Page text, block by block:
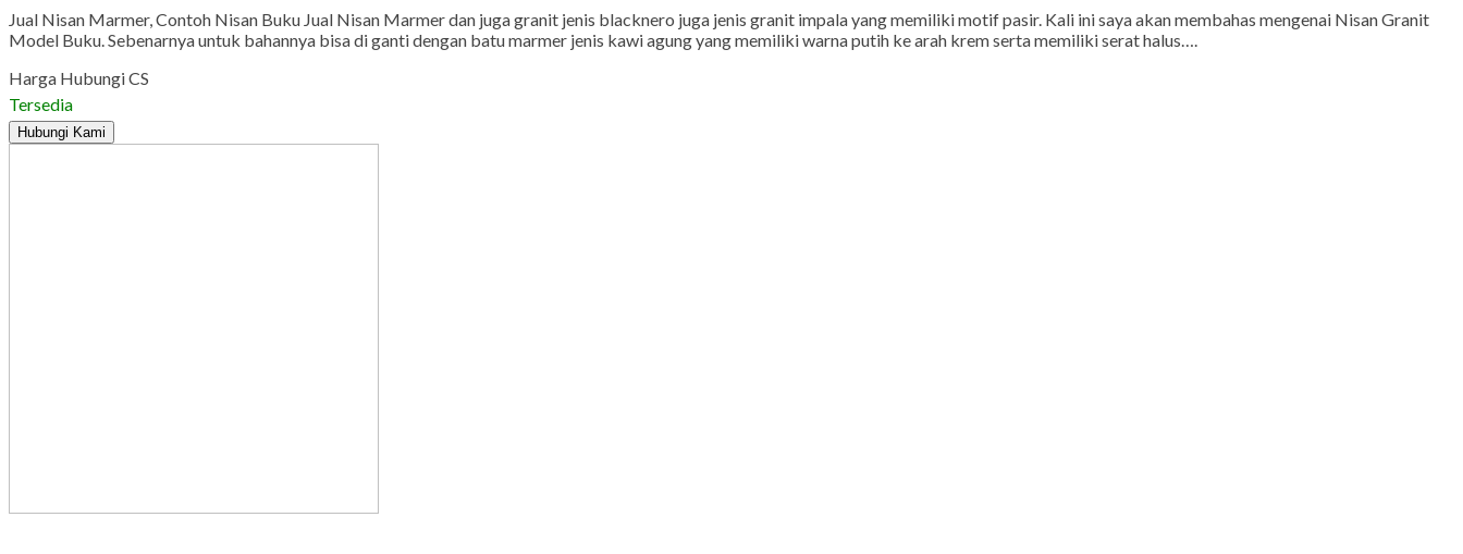
Jual Nisan Marmer, Contoh Nisan Buku Jual Nisan Marmer dan juga granit jenis blacknero juga jenis granit impala yang memiliki motif pasir. Kali ini saya akan membahas mengenai Nisan Granit
Model Buku. Sebenarnya untuk bahannya bisa di ganti dengan batu marmer jenis kawi agung yang memiliki warna putih ke arah krem serta memiliki serat halus….
Harga Hubungi CS
Tersedia
Hubungi Kami